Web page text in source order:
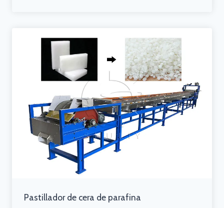
Pastillador de cera de parafina